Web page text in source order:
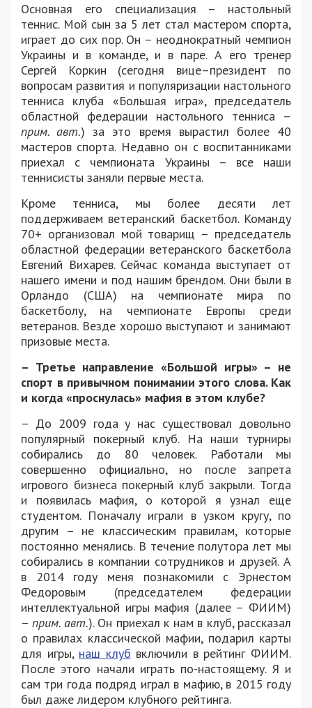
Основная его специализация – настольный
теннис. Мой сын за 5 лет стал мастером спорта,
играет до сих пор. Он – неоднократный чемпион
Украины и в команде, и в паре. А его тренер
Сергей Коркин (сегодня вице–президент по
вопросам развития и популяризации настольного
тенниса клуба «Большая игра», председатель
областной федерации настольного тенниса –
прим. авт.) за это время вырастил более 40
мастеров спорта. Недавно он с воспитанниками
приехал с чемпионата Украины – все наши
теннисисты заняли первые места.
Кроме тенниса, мы более десяти лет
поддерживаем ветеранский баскетбол. Команду
70+ организовал мой товарищ – председатель
областной федерации ветеранского баскетбола
Евгений Вихарев. Сейчас команда выступает от
нашего имени и под нашим брендом. Они были в
Орландо (США) на чемпионате мира по
баскетболу, на чемпионате Европы среди
ветеранов. Везде хорошо выступают и занимают
призовые места.
– Третье направление «Большой игры» – не
спорт в привычном понимании этого слова. Как
и когда «проснулась» мафия в этом клубе?
– До 2009 года у нас существовал довольно
популярный покерный клуб. На наши турниры
собирались до 80 человек. Работали мы
совершенно официально, но после запрета
игрового бизнеса покерный клуб закрыли. Тогда
и появилась мафия, о которой я узнал еще
студентом. Поначалу играли в узком кругу, по
другим – не классическим правилам, которые
постоянно менялись. В течение полутора лет мы
собирались в компании сотрудников и друзей. А
в 2014 году меня познакомили с Эрнестом
Федоровым (председателем федерации
интеллектуальной игры мафия (далее – ФИИМ)
–прим. авт.). Он приехал к нам в клуб, рассказал
о правилах классической мафии, подарил карты
для игры, наш клуб включили в рейтинг ФИИМ.
После этого начали играть по-настоящему. Я и
сам три года подряд играл в мафию, в 2015 году
был даже лидером клубного рейтинга.